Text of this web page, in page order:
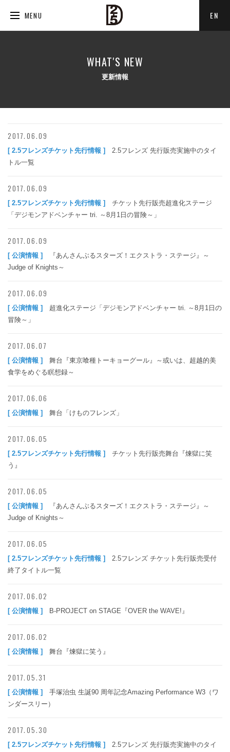
MENU EN
WHAT'S NEW
更新情報
2017.06.09
[ 2.5フレンズチケット先行情報 ]
2.5フレンズ 先行販売実施中のタイ
トル一覧
2017.06.09
[ 2.5フレンズチケット先行情報 ]
チケット先行販売超進化ステージ
「デジモンアドベンチャー tri. ～8月1日の冒険～」
2017.06.09
[ 公演情報 ]
『あんさんぶるスターズ！エクストラ・ステージ』～
Judge of Knights～
2017.06.09
[ 公演情報 ]
超進化ステージ「デジモンアドベンチャー tri. ～8月1日の
冒険～」
2017.06.07
[ 公演情報 ]
舞台『東京喰種トーキョーグール』～或いは、超越的美
食学をめぐる瞑想録～
2017.06.06
[ 公演情報 ] 舞台「けものフレンズ」
2017.06.05
[ 2.5フレンズチケット先行情報 ]
チケット先行販売舞台『煉獄に笑
う』
2017.06.05
[ 公演情報 ]
『あんさんぶるスターズ！エクストラ・ステージ』～
Judge of Knights～
2017.06.05
[ 2.5フレンズチケット先行情報 ]
2.5フレンズ チケット先行販売受付
終了タイトル一覧
2017.06.02
[ 公演情報 ] B-PROJECT on STAGE『OVER the WAVE!』
2017.06.02
[ 公演情報 ] 舞台『煉獄に笑う』
2017.05.31
[ 公演情報 ]
手塚治虫 生誕90 周年記念Amazing Performance W3（ワ
ンダースリー）
2017.05.30
[ 2.5フレンズチケット先行情報 ]
2.5フレンズ 先行販売実施中のタイ